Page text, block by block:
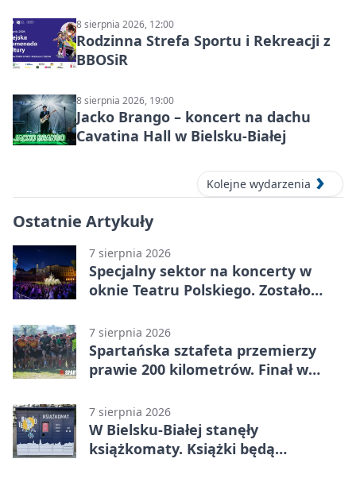
8 sierpnia 2026, 12:00
Rodzinna Strefa Sportu i Rekreacji z
BBOSiR
8 sierpnia 2026, 19:00
Jacko Brango – koncert na dachu
Cavatina Hall w Bielsku-Białej
Kolejne wydarzenia
Ostatnie Artykuły
7 sierpnia 2026
Specjalny sektor na koncerty w
oknie Teatru Polskiego. Zostało
7 sierpnia 2026
Spartańska sztafeta przemierzy
prawie 200 kilometrów. Finał w
7 sierpnia 2026
W Bielsku-Białej stanęły
książkomaty. Książki będą